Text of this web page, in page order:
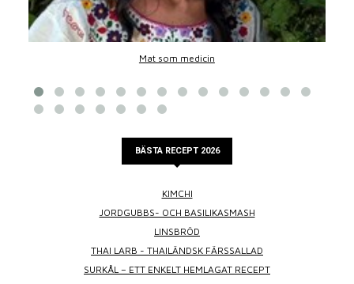
Mat som medicin
BÄSTA RECEPT 2026
KIMCHI
JORDGUBBS- OCH BASILIKASMASH
LINSBRÖD
THAI LARB - THAILÄNDSK FÄRSSALLAD
SURKÅL – ETT ENKELT HEMLAGAT RECEPT